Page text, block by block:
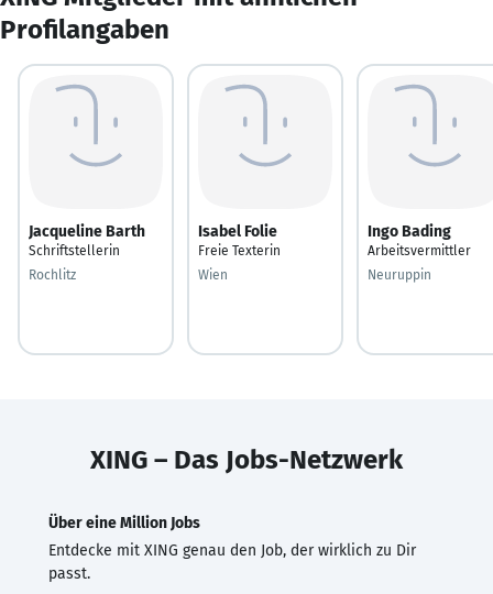
Profilangaben
Jacqueline Barth
Schriftstellerin
Rochlitz
Isabel Folie
Freie Texterin
Wien
Ingo Bading
Arbeitsvermittler
Neuruppin
XING – Das Jobs-Netzwerk
Über eine Million Jobs
Entdecke mit XING genau den Job, der wirklich zu Dir
passt.